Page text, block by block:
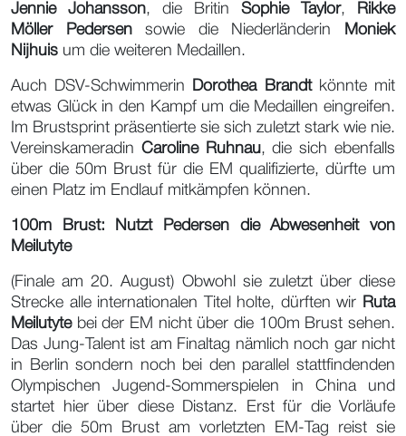
Jennie Johansson, die Britin Sophie Taylor,
Rikke
Möller Pedersensowie die Niederländerin
Moniek
Nijhuis um die weiteren Medaillen.
Auch DSV-Schwimmerin Dorothea Brandtkönnte mit
etwas Glück in den Kampf um die Medaillen eingreifen.
Im Brustsprint präsentierte sie sich zuletzt stark wie nie.
Vereinskameradin Caroline Ruhnau, die sich ebenfalls
über die 50m Brust für die EM qualifizierte, dürfte um
einen Platz im Endlauf mitkämpfen können.
100m Brust: Nutzt Pedersen die Abwesenheit von
Meilutyte
(Finale am 20. August) Obwohl sie zuletzt über diese
Strecke alle internationalen Titel holte, dürften wir
Ruta
Meilutytebei der EM nicht über die 100m Brust sehen.
Das Jung-Talent ist am Finaltag nämlich noch gar nicht
in Berlin sondern noch bei den parallel stattfindenden
Olympischen Jugend-Sommerspielen in China und
startet hier über diese Distanz. Erst für die Vorläufe
über die 50m Brust am vorletzten EM-Tag reist sie